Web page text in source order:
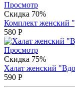
Просмотр
Скидка 70%
Комплект женский
580 Р
Просмотр
Скидка 75%
Халат женский
590 Р